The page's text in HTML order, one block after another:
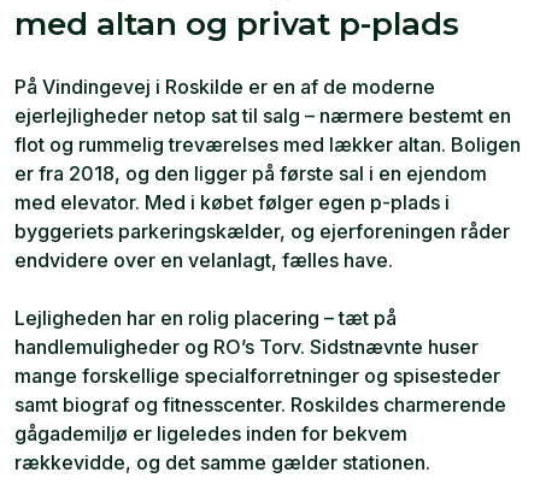
med altan og privat p-plads
På Vindingevej i Roskilde er en af de moderne
ejerlejligheder netop sat til salg – nærmere bestemt en
flot og rummelig treværelses med lækker altan. Boligen
er fra 2018, og den ligger på første sal i en ejendom
med elevator. Med i købet følger egen p-plads i
byggeriets parkeringskælder, og ejerforeningen råder
endvidere over en velanlagt, fælles have.
Lejligheden har en rolig placering – tæt på
handlemuligheder og RO’s Torv. Sidstnævnte huser
mange forskellige specialforretninger og spisesteder
samt biograf og fitnesscenter. Roskildes charmerende
gågademiljø er ligeledes inden for bekvem
rækkevidde, og det samme gælder stationen.